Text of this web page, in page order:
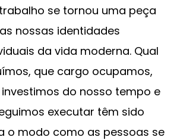
se tornou uma peça
nossas identidades
da vida moderna. Qual
que cargo ocupamos,
do nosso tempo e
executar têm sido
o modo como as pessoas se